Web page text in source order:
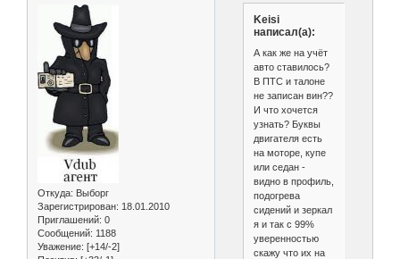
Откуда: Выборг
Зарегистрирован: 18.01.2010
Приглашений: 0
Сообщений: 1188
Уважение: [+14/-2]
Keisi
написал(а):
А как же на учёт
авто ставилось?
В ПТС и талоне
не записан вин??
И что хочется
узнать? Буквы
двигателя есть
на моторе, купе
или седан -
видно в профиль,
подогрева
сидений и зеркал
я и так с 99%
уверенностью
скажу что их на